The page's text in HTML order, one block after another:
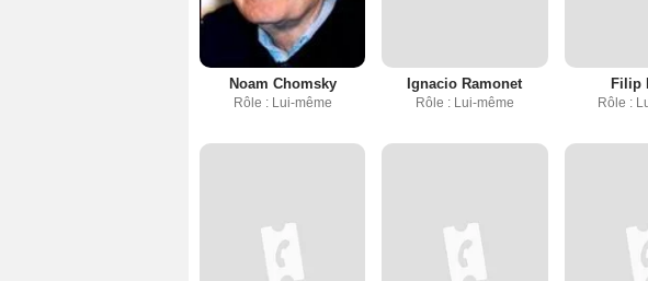
Noam Chomsky
Rôle : Lui-même
Ignacio Ramonet
Rôle : Lui-même
Filip
Rôle :